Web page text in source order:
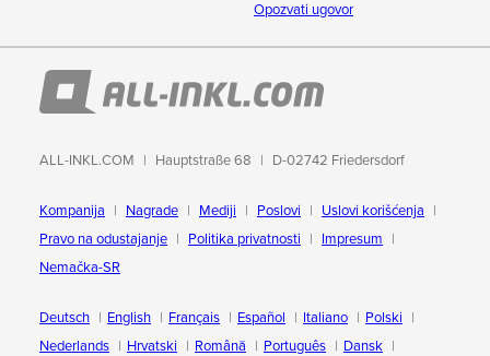
Opozvati ugovor
ALL-INKL.COM Hauptstraße 68 D-02742 Friedersdorf
Kompanija Nagrade Mediji Poslovi
Uslovi korišćenja
Pravo na odustajanje
Politika privatnosti
Impresum
Nemačka-SR
Deutsch English Français Español Italiano
Polski
Nederlands
Hrvatski Română Português
Dansk